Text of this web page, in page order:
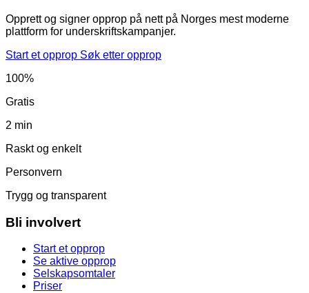
Opprett og signer opprop på nett på Norges mest moderne
plattform for underskriftskampanjer.
Start et opprop Søk etter opprop
100%
Gratis
2 min
Raskt og enkelt
Personvern
Trygg og transparent
Bli involvert
Start et opprop
Se aktive opprop
Selskapsomtaler
Priser